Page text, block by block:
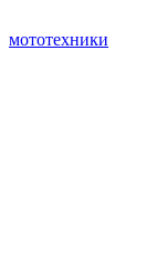
мототехники